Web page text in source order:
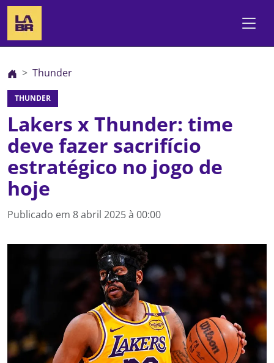
Thunder
THUNDER
Lakers x Thunder: time
deve fazer sacrifício
estratégico no jogo de
hoje
Publicado em 8 abril 2025 à 00:00